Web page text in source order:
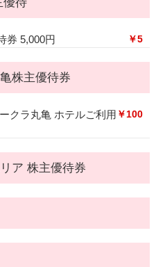
券 5,000円 ￥5
株主優待券
クラ丸亀 ホテルご利用 ￥100
ア 株主優待券